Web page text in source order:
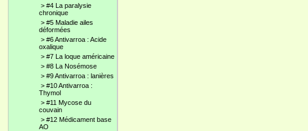
> #4 La paralysie
chronique
> #5 Maladie ailes
déformées
> #6 Antivarroa : Acide
oxalique
> #7 La loque américaine
> #8 La Nosémose
> #9 Antivarroa : lanières
> #10 Antivarroa :
Thymol
> #11 Mycose du
couvain
> #12 Médicament base
AO